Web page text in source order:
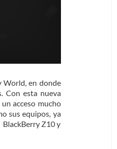
World, en donde
Con esta nueva
acceso mucho
sus equipos, ya
BlackBerry Z10 y